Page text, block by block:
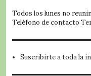
Todos los lunes no
Teléfono de contacto
Suscribirte a toda la